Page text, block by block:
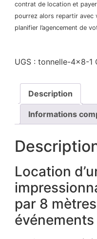
contrat de location et
pourrez alors repartir avec
planifier l’agencement de
UGS : tonnelle-4x8-1
Description
Informations
Location
par 8